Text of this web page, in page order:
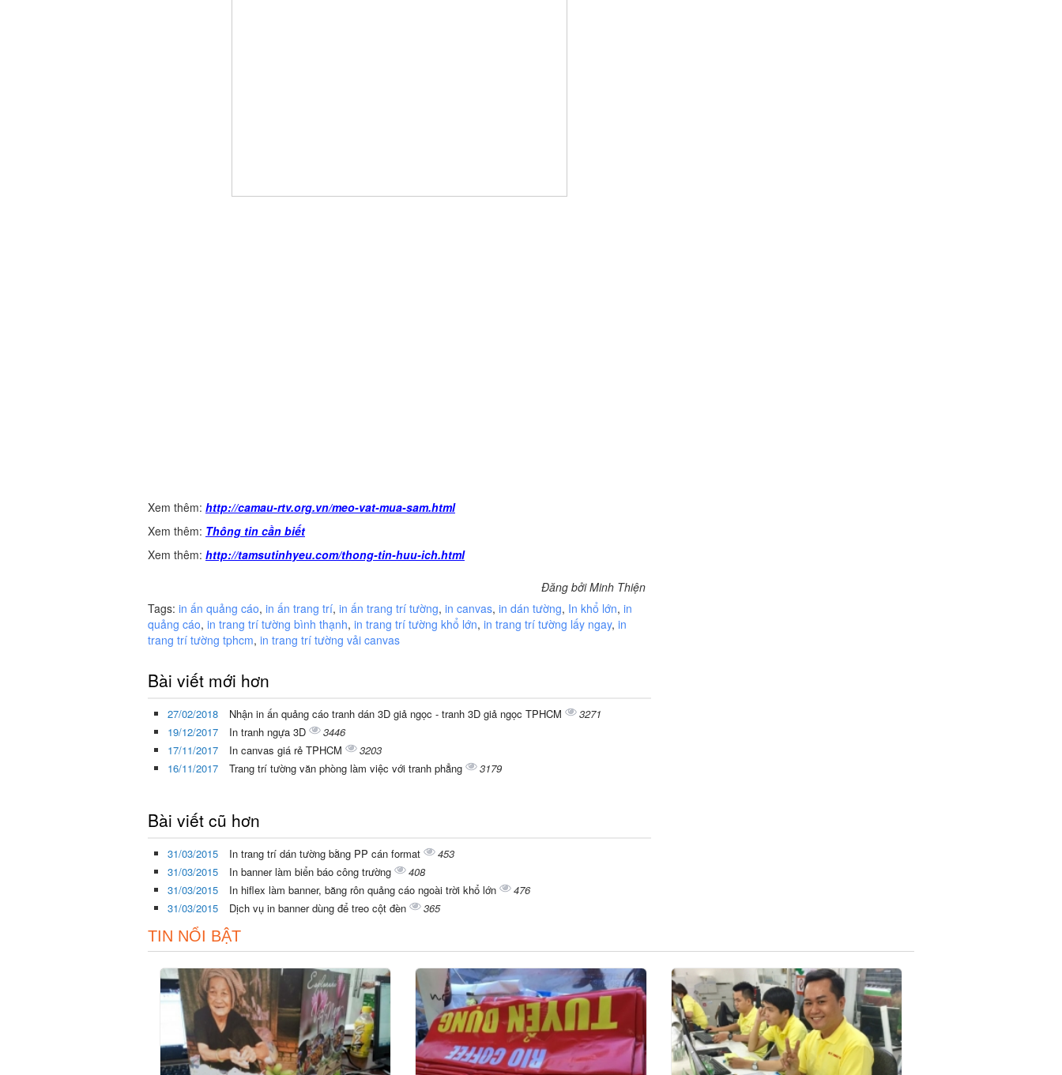
Xem thêm: http://camau-rtv.org.vn/meo-vat-mua-sam.html
Xem thêm: Thông tin cần biết
Xem thêm: http://tamsutinhyeu.com/thong-tin-huu-ich.html
Đăng bởi Minh Thiện
Tags: in ấn quảng cáo, in ấn trang trí, in ấn trang trí tường, in canvas, in dán tường, In khổ lớn, in
quảng cáo, in trang trí tường bình thạnh, in trang trí tường khổ lớn, in trang trí tường lấy ngay, in
trang trí tường tphcm, in trang trí tường vải canvas
Bài viết mới hơn
27/02/2018 Nhận in ấn quảng cáo tranh dán 3D giả ngọc - tranh 3D giả ngọc TPHCM
3271
19/12/2017
In tranh ngựa 3D
3446
17/11/2017
In canvas giá rẻ TPHCM
3203
16/11/2017
Trang trí tường văn phòng làm việc với tranh phẳng 3179
Bài viết cũ hơn
31/03/2015 In trang trí dán tường bằng PP cán format
453
31/03/2015
In banner làm biển báo công trường
408
31/03/2015
In hiflex làm banner, băng rôn quảng cáo ngoài trời khổ lớn
476
31/03/2015
Dịch vụ in banner dùng để treo cột đèn 365
TIN NỔI BẬT